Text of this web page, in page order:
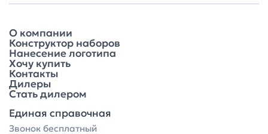
О компании
Конструктор наборов
Нанесение логотипа
Хочу купить
Контакты
Дилеры
Стать дилером
Единая справочная
Звонок бесплатный